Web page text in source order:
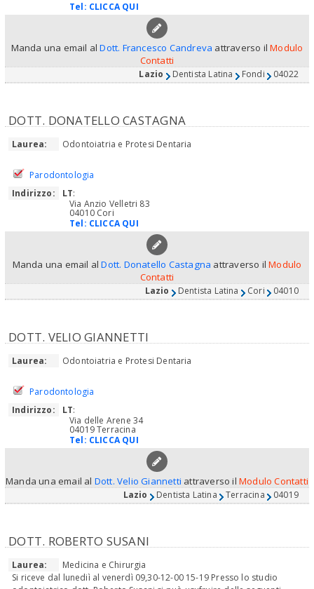
Tel: CLICCA QUI
Manda una email alDott. Francesco Candreva attraverso ilModulo
Contatti
Lazio Dentista Latina Fondi 04022
DOTT. DONATELLO CASTAGNA
Laurea: Odontoiatria e Protesi Dentaria
Parodontologia
Indirizzo:
LT:
Via Anzio Velletri 83
04010 Cori
Tel: CLICCA QUI
Manda una email alDott. Donatello Castagna attraverso ilModulo
Contatti
Lazio Dentista Latina Cori 04010
DOTT. VELIO GIANNETTI
Laurea: Odontoiatria e Protesi Dentaria
Parodontologia
Indirizzo:
LT:
Via delle Arene 34
04019 Terracina
Tel: CLICCA QUI
Manda una email al Dott. Velio Giannetti attraverso il Modulo Contatti
Lazio Dentista Latina Terracina 04019
DOTT. ROBERTO SUSANI
Laurea:
Medicina e Chirurgia
Si riceve dal lunediì al venerdì 09,30-12-00 15-19 Presso lo studio